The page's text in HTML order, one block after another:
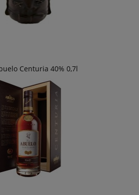
Centuria 40% 0,7l